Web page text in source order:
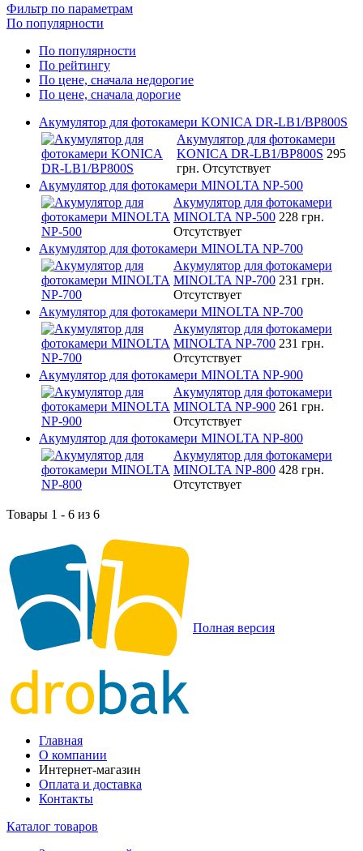
Фильтр по параметрам
По популярности
По популярности
По рейтингу
По цене, сначала недорогие
По цене, сначала дорогие
Акумулятор для фотокамери KONICA DR-LB1/BP800S
Акумулятор для фотокамери
KONICA DR-LB1/BP800S 295
грн. Отсутствует
Акумулятор для фотокамери MINOLTA NP-500
Акумулятор для фотокамери
MINOLTA NP-500 228 грн.
Отсутствует
Акумулятор для фотокамери MINOLTA NP-700
Акумулятор для фотокамери
MINOLTA NP-700 231 грн.
Отсутствует
Акумулятор для фотокамери MINOLTA NP-700
Акумулятор для фотокамери
MINOLTA NP-700 231 грн.
Отсутствует
Акумулятор для фотокамери MINOLTA NP-900
Акумулятор для фотокамери
MINOLTA NP-900 261 грн.
Отсутствует
Акумулятор для фотокамери MINOLTA NP-800
Акумулятор для фотокамери
MINOLTA NP-800 428 грн.
Отсутствует
Товары 1 - 6 из 6
Полная версия
Главная
О компании
Интернет-магазин
Оплата и доставка
Контакты
Каталог товаров